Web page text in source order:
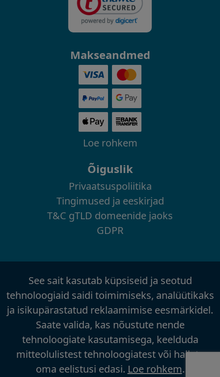
Makseandmed
Loe rohkem
Õiguslik
Privaatsuspoliitika
Tingimused ja eeskirjad
T&C gTLD domeenide jaoks
GDPR
See sait kasutab küpsiseid ja seotud
tehnoloogiaid saidi toimimiseks, analüütikaks
ja isikupärastatud reklaamimise eesmärkidel.
Saate valida, kas nõustute nende
tehnoloogiate kasutamisega, keelduda
mitteolulistest tehnoloogiatest või hallata
oma eelistusi edasi. Loe rohkem.